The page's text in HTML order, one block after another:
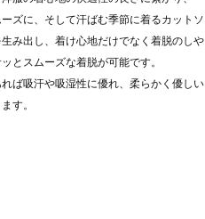
ズに、そして汗ばむ季節に着るカットソ
み出し、着け心地だけでなく着脱のしや
とスムーズな着脱が可能です。
ば吸汗や吸湿性に優れ、柔らかく優しい
す。